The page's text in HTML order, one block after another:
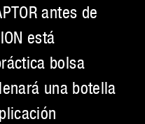
antes de
está
bolsa
una botella